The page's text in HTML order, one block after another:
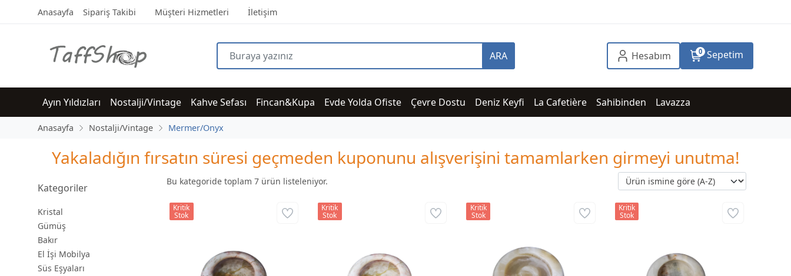
Anasayfa Sipariş Takibi Müşteri Hizmetleri İletişim
ARA Hesabım 0 Sepetim
Ayın Yıldızları Nostalji/Vintage Kahve Sefası Fincan&Kupa Evde Yolda Ofiste Çevre Dostu Deniz Keyfi La Cafetière Sahibinden Lavazza
Anasayfa Nostalji/Vintage Mermer/Onyx
Yakaladığın fırsatın süresi geçmeden kuponunu alışverişini tamamlarken girmeyi unutma!
Kategoriler
Kristal
Gümüş
Bakır
El İşi Mobilya
Süs Eşyaları
Bu kategoride toplam 7ürün listeleniyor.
Kritik
Stok
Kritik
Stok
Kritik
Stok
Kritik
Stok